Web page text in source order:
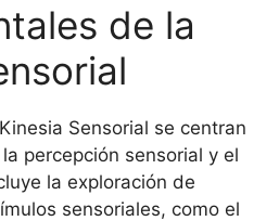
de la
Sensorial se centran
percepción sensorial y el
la exploración de
sensoriales, como el